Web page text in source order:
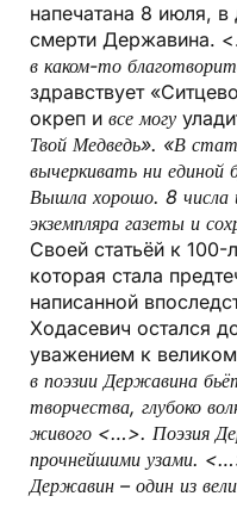
напечатана 8 июля, в
смерти Державина.
в каком-то
здравствует
окреп и все могу
Твой Медведь». «В
вычеркивать ни единой
Вышла хорошо. 8
экземпляра газеты и
Своей статьёй к
которая стала
написанной
Ходасевич остался
уважением к
в поэзии Державина
творчества, глубоко
живого <…>. Поэзия
прочнейшими узами.
Державин – один из